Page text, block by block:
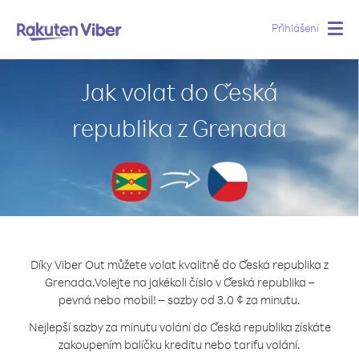
Přihlášení
Jak volat do Česká
republika z Grenada
Díky Viber Out můžete volat kvalitně do Česká republika z
Grenada.Volejte na jakékoli číslo v Česká republika –
pevná nebo mobil! – sazby od 3.0 ¢ za minutu.
Nejlepší sazby za minutu volání do Česká republika získáte
zakoupením balíčku kreditu nebo tarifu volání.